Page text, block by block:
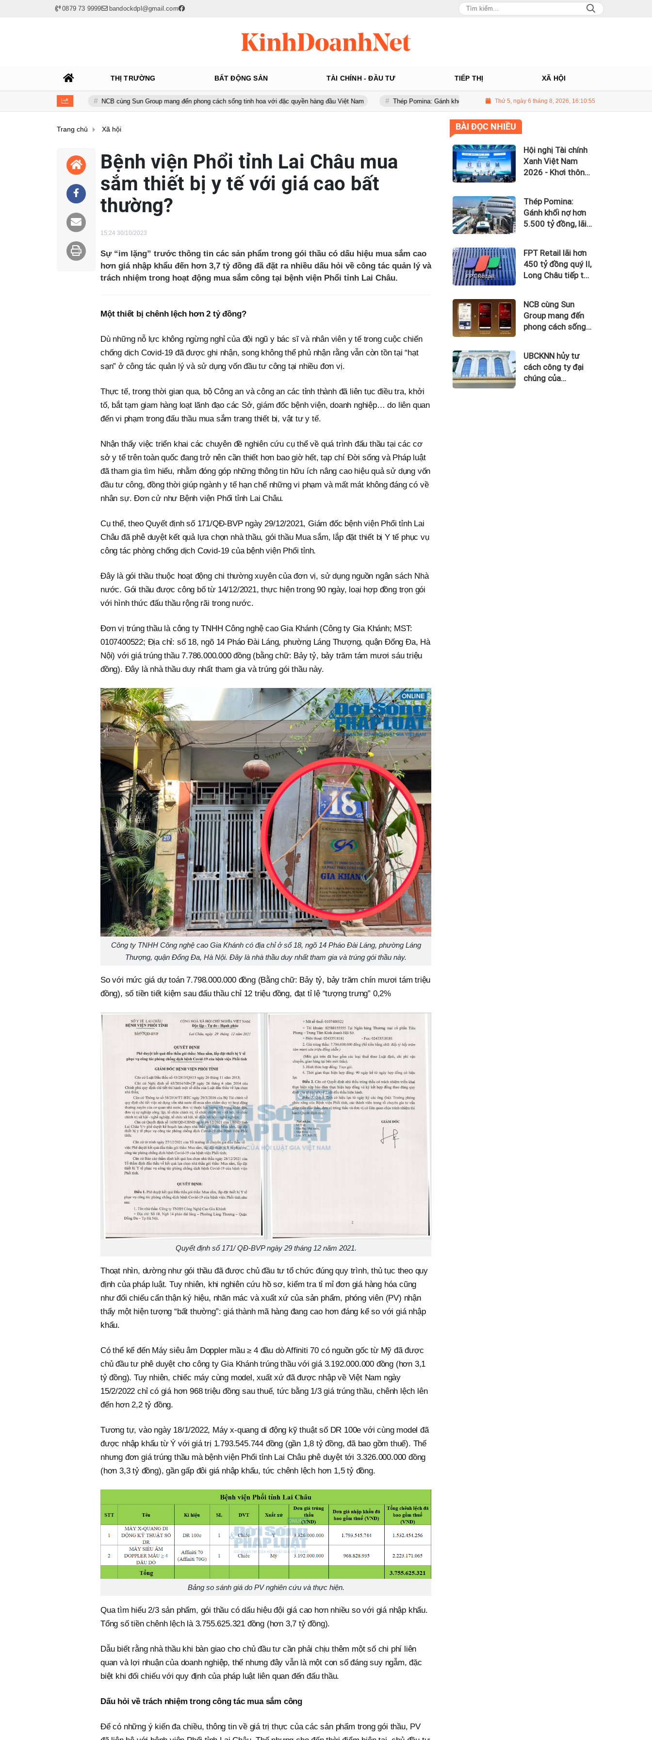
0879 73 9999 bandockdpl@gmail.com
THỊ TRƯỜNG BẤT ĐỘNG SẢN TÀI CHÍNH - ĐẦU TƯ TIẾP THỊ XÃ HỘI
NCB cùng Sun Group mang đến phong cách sống tinh hoa với đặc quyền hàng đầu Việt Nam Thép Pomina: Gánh khối nợ hơn 5.500 tỷ đồng, lãi vay nuốt trọn lợi nhuận UBCKNN hủy tư cách
Thứ 5, ngày 6 tháng 8, 2026, 16:10:56
Trang chủ Xã hội
Bệnh viện Phổi tỉnh Lai Châu mua
sắm thiết bị y tế với giá cao bất
thường?
15:24 30/10/2023
Sự “im lặng” trước thông tin các sản phẩm trong gói thầu có dấu hiệu mua sắm cao
hơn giá nhập khẩu đến hơn 3,7 tỷ đồng đã đặt ra nhiều dấu hỏi về công tác quản lý và
trách nhiệm trong hoạt động mua sắm công tại bệnh viện Phổi tỉnh Lai Châu.
Một thiết bị chênh lệch hơn 2 tỷ đồng?
Dù những nỗ lực không ngừng nghỉ của đội ngũ y bác sĩ và nhân viên y tế trong cuộc chiến
chống dịch Covid-19 đã được ghi nhận, song không thể phủ nhận rằng vẫn còn tồn tại “hạt
sạn” ở công tác quản lý và sử dụng vốn đầu tư công tại nhiều đơn vị.
Thực tế, trong thời gian qua, bộ Công an và công an các tỉnh thành đã liên tục điều tra, khởi
tố, bắt tạm giam hàng loạt lãnh đạo các Sở, giám đốc bệnh viện, doanh nghiệp… do liên quan
đến vi phạm trong đấu thầu mua sắm trang thiết bị, vật tư y tế.
Nhận thấy việc triển khai các chuyên đề nghiên cứu cụ thể về quá trình đấu thầu tại các cơ
sở y tế trên toàn quốc đang trở nên cần thiết hơn bao giờ hết, tạp chí Đời sống và Pháp luật
đã tham gia tìm hiểu, nhằm đóng góp những thông tin hữu ích nâng cao hiệu quả sử dụng vốn
đầu tư công, đồng thời giúp ngành y tế hạn chế những vi phạm và mất mát không đáng có về
nhân sự. Đơn cử như Bệnh viện Phổi tỉnh Lai Châu.
Cụ thể, theo Quyết định số 171/QĐ-BVP ngày 29/12/2021, Giám đốc bệnh viện Phổi tỉnh Lai
Châu đã phê duyệt kết quả lựa chọn nhà thầu, gói thầu Mua sắm, lắp đặt thiết bị Y tế phục vụ
công tác phòng chống dịch Covid-19 của bệnh viện Phổi tỉnh.
Đây là gói thầu thuộc hoạt động chi thường xuyên của đơn vị, sử dụng nguồn ngân sách Nhà
nước. Gói thầu được công bố từ 14/12/2021, thực hiện trong 90 ngày, loại hợp đồng trọn gói
với hình thức đấu thầu rộng rãi trong nước.
Đơn vị trúng thầu là công ty TNHH Công nghệ cao Gia Khánh (Công ty Gia Khánh; MST:
0107400522; Địa chỉ: số 18, ngõ 14 Pháo Đài Láng, phường Láng Thượng, quận Đống Đa, Hà
Nội) với giá trúng thầu 7.786.000.000 đồng (bằng chữ: Bảy tỷ, bảy trăm tám mươi sáu triệu
đồng). Đây là nhà thầu duy nhất tham gia và trúng gói thầu này.
Công ty TNHH Công nghệ cao Gia Khánh có địa chỉ ở số 18, ngõ 14 Pháo Đài Láng, phường Láng
Thượng, quận Đống Đa, Hà Nội. Đây là nhà thầu duy nhất tham gia và trúng gói thầu này.
So với mức giá dự toán 7.798.000.000 đồng (Bằng chữ: Bảy tỷ, bảy trăm chín mươi tám triệu
đồng), số tiền tiết kiệm sau đấu thầu chỉ 12 triệu đồng, đạt tỉ lệ “tượng trưng” 0,2%
Quyết định số 171/ QĐ-BVP ngày 29 tháng 12 năm 2021.
Thoạt nhìn, dường như gói thầu đã được chủ đầu tư tổ chức đúng quy trình, thủ tục theo quy
định của pháp luật. Tuy nhiên, khi nghiên cứu hồ sơ, kiểm tra tỉ mỉ đơn giá hàng hóa cũng
như đối chiếu cẩn thận ký hiệu, nhãn mác và xuất xứ của sản phẩm, phóng viên (PV) nhận
thấy một hiện tượng “bất thường”: giá thành mã hàng đang cao hơn đáng kể so với giá nhập
khẩu.
Có thể kể đến Máy siêu âm Doppler mầu ≥ 4 đầu dò Affiniti 70 có nguồn gốc từ Mỹ đã được
chủ đầu tư phê duyệt cho công ty Gia Khánh trúng thầu với giá 3.192.000.000 đồng (hơn 3,1
tỷ đồng). Tuy nhiên, chiếc máy cùng model, xuất xứ đã được nhập về Việt Nam ngày
15/2/2022 chỉ có giá hơn 968 triệu đồng sau thuế, tức bằng 1/3 giá trúng thầu, chênh lệch lên
đến hơn 2,2 tỷ đồng.
Tương tự, vào ngày 18/1/2022, Máy x-quang di động kỹ thuật số DR 100e với cùng model đã
được nhập khẩu từ Ý với giá trị 1.793.545.744 đồng (gần 1,8 tỷ đồng, đã bao gồm thuế). Thế
nhưng đơn giá trúng thầu mà bệnh viện Phổi tỉnh Lai Châu phê duyệt tới 3.326.000.000 đồng
(hơn 3,3 tỷ đồng), gần gấp đôi giá nhập khẩu, tức chênh lệch hơn 1,5 tỷ đồng.
Bảng so sánh giá do PV nghiên cứu và thực hiện.
Qua tìm hiểu 2/3 sản phẩm, gói thầu có dấu hiệu đội giá cao hơn nhiều so với giá nhập khẩu.
Tổng số tiền chênh lệch là 3.755.625.321 đồng (hơn 3,7 tỷ đồng).
Dẫu biết rằng nhà thầu khi bàn giao cho chủ đầu tư cần phải chịu thêm một số chi phí liên
quan và lợi nhuận của doanh nghiệp, thế nhưng đây vẫn là một con số đáng suy ngẫm, đặc
biệt khi đối chiếu với quy định của pháp luật liên quan đến đấu thầu.
Dấu hỏi về trách nhiệm trong công tác mua sắm công
Để có những ý kiến đa chiều, thông tin về giá trị thực của các sản phẩm trong gói thầu, PV
BÀI ĐỌC NHIỀU
Hội nghị Tài chính
Xanh Việt Nam
2026 - Khơi thông
Thép Pomina:
Gánh khối nợ hơn
5.500 tỷ đồng, lãi
FPT Retail lãi hơn
450 tỷ đồng quý II,
Long Châu tiếp tục
NCB cùng Sun
Group mang đến
phong cách sống
quyền hàng đầu
Việt Nam
UBCKNN hủy tư
cách công ty đại
chúng của